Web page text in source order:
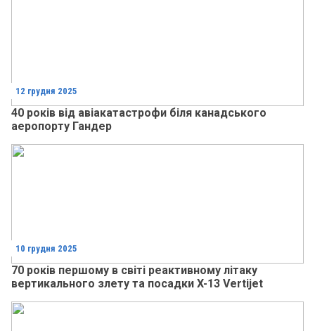
12 грудня 2025
40 років від авіакатастрофи біля канадського
аеропорту Гандер
10 грудня 2025
70 років першому в світі реактивному літаку
вертикального злету та посадки X-13 Vertijet